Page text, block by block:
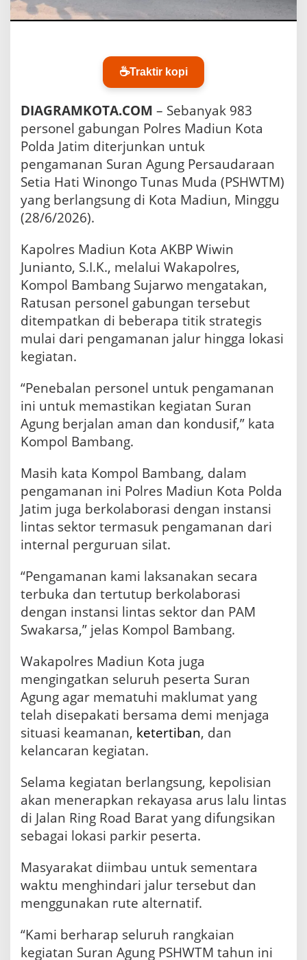
n
3
P
s
n
e
l
a
b
a
n
a
y
a
a
e
n
g
a
a
a
n
S
u
r
a
n
g
u
n
g
☕Traktir kopi
DIAGRAMKOTA.COM – Sebanyak 983
personel gabungan Polres Madiun Kota
Polda Jatim diterjunkan untuk
pengamanan Suran Agung Persaudaraan
Setia Hati Winongo Tunas Muda (PSHWTM)
yang berlangsung di Kota Madiun, Minggu
(28/6/2026).
Kapolres Madiun Kota AKBP Wiwin
Junianto, S.I.K., melalui Wakapolres,
Kompol Bambang Sujarwo mengatakan,
Ratusan personel gabungan tersebut
ditempatkan di beberapa titik strategis
mulai dari pengamanan jalur hingga lokasi
kegiatan.
“Penebalan personel untuk pengamanan
ini untuk memastikan kegiatan Suran
Agung berjalan aman dan kondusif,” kata
Kompol Bambang.
Masih kata Kompol Bambang, dalam
pengamanan ini Polres Madiun Kota Polda
Jatim juga berkolaborasi dengan instansi
lintas sektor termasuk pengamanan dari
internal perguruan silat.
“Pengamanan kami laksanakan secara
terbuka dan tertutup berkolaborasi
dengan instansi lintas sektor dan PAM
Swakarsa,” jelas Kompol Bambang.
Wakapolres Madiun Kota juga
mengingatkan seluruh peserta Suran
Agung agar mematuhi maklumat yang
telah disepakati bersama demi menjaga
situasi keamanan, ketertiban, dan
kelancaran kegiatan.
Selama kegiatan berlangsung, kepolisian
akan menerapkan rekayasa arus lalu lintas
di Jalan Ring Road Barat yang difungsikan
sebagai lokasi parkir peserta.
Masyarakat diimbau untuk sementara
waktu menghindari jalur tersebut dan
menggunakan rute alternatif.
“Kami berharap seluruh rangkaian
kegiatan Suran Agung PSHWTM tahun ini